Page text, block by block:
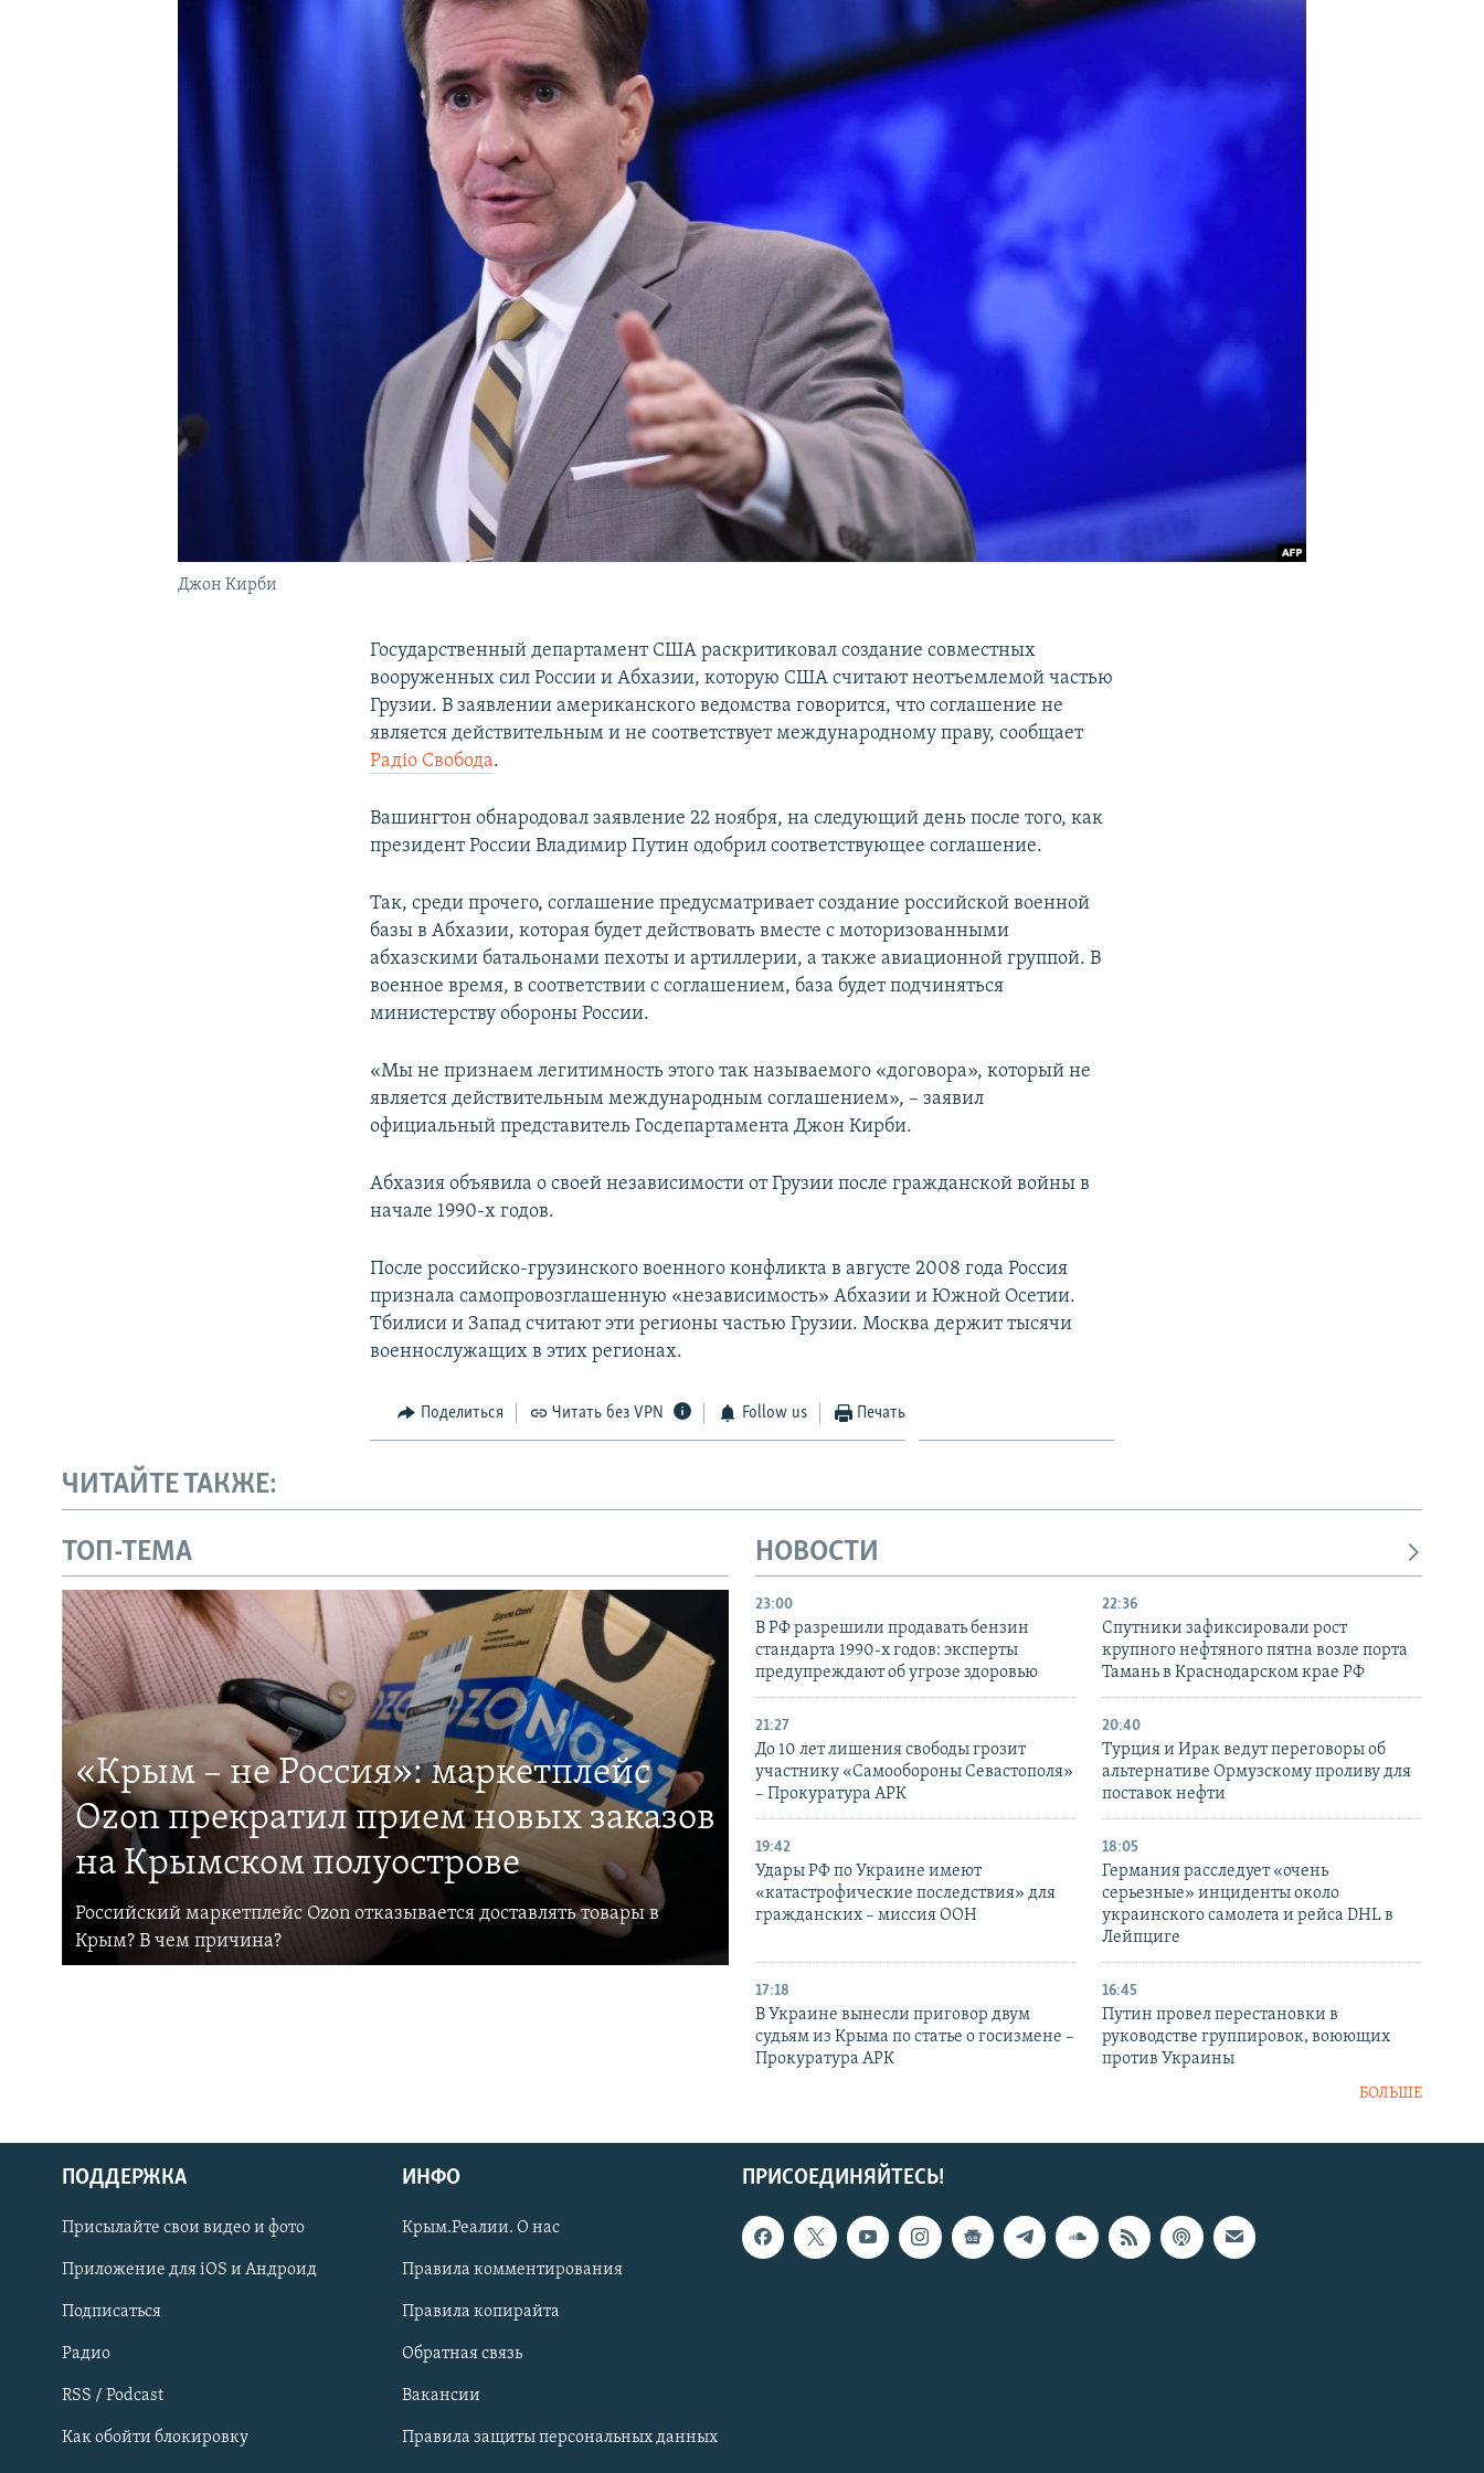
Українською
Qırımtatar
ПРИСОЕДИНЯЙТЕСЬ!
Джон Кирби
Государственный департамент США раскритиковал создание совместных
вооруженных сил России и Абхазии, которую США считают неотъемлемой частью
Грузии. В заявлении американского ведомства говорится, что соглашение не
является действительным и не соответствует международному праву, сообщает
Радіо Свобода.
Вашингтон обнародовал заявление 22 ноября, на следующий день после того, как
президент России Владимир Путин одобрил соответствующее соглашение.
Так, среди прочего, соглашение предусматривает создание российской военной
базы в Абхазии, которая будет действовать вместе с моторизованными
абхазскими батальонами пехоты и артиллерии, а также авиационной группой. В
военное время, в соответствии с соглашением, база будет подчиняться
министерству обороны России.
«Мы не признаем легитимность этого так называемого «договора», который не
является действительным международным соглашением», – заявил
официальный представитель Госдепартамента Джон Кирби.
Абхазия объявила о своей независимости от Грузии после гражданской войны в
начале 1990-х годов.
После российско-грузинского военного конфликта в августе 2008 года Россия
признала самопровозглашенную «независимость» Абхазии и Южной Осетии.
Тбилиси и Запад считают эти регионы частью Грузии. Москва держит тысячи
военнослужащих в этих регионах.
Поделиться Читать без VPN Follow us Печать
ЧИТАЙТЕ ТАКЖЕ:
ТОП-ТЕМА
«Крым – не Россия»: маркетплейс
Ozon прекратил прием новых заказов
на Крымском полуострове
Российский маркетплейс Ozon отказывается доставлять товары в
Крым? В чем причина?
НОВОСТИ
23:00
В РФ разрешили продавать бензин
стандарта 1990-х годов: эксперты
предупреждают об угрозе здоровью
22:36
Спутники зафиксировали рост
крупного нефтяного пятна возле порта
Тамань в Краснодарском крае РФ
21:27
До 10 лет лишения свободы грозит
участнику «Самообороны Севастополя»
– Прокуратура АРК
20:40
Турция и Ирак ведут переговоры об
альтернативе Ормузскому проливу для
поставок нефти
19:42
Удары РФ по Украине имеют
«катастрофические последствия» для
гражданских – миссия ООН
18:05
Германия расследует «очень
серьезные» инциденты около
украинского самолета и рейса DHL в
Лейпциге
17:18
В Украине вынесли приговор двум
судьям из Крыма по статье о госизмене –
Прокуратура АРК
16:45
Путин провел перестановки в
руководстве группировок, воюющих
против Украины
БОЛЬШЕ
ПРИСОЕДИНЯЙТЕСЬ!
ПОДДЕРЖКА
Присылайте свои видео и фото
Приложение для iOS и Андроид
Подписаться
Радио
RSS / Podcast
Как обойти блокировку
ИНФО
Крым.Реалии. О нас
Правила комментирования
Правила копирайта
Обратная связь
Вакансии
Правила защиты персональных данных